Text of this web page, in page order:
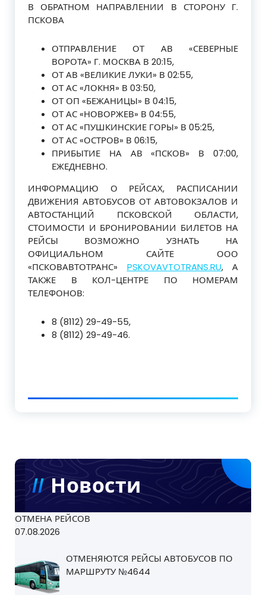
В ОБРАТНОМ НАПРАВЛЕНИИ В СТОРОНУ Г.
ПСКОВА
ОТПРАВЛЕНИЕ ОТ АВ «СЕВЕРНЫЕ
ВОРОТА» Г. МОСКВА В 20:15,
ОТ АВ «ВЕЛИКИЕ ЛУКИ» В 02:55,
ОТ АС «ЛОКНЯ» В 03:50,
ОТ ОП «БЕЖАНИЦЫ» В 04:15,
ОТ АС «НОВОРЖЕВ» В 04:55,
ОТ АС «ПУШКИНСКИЕ ГОРЫ» В 05:25,
ОТ АС «ОСТРОВ» В 06:15,
ПРИБЫТИЕ НА АВ «ПСКОВ» В 07:00,
ЕЖЕДНЕВНО.
ИНФОРМАЦИЮ О РЕЙСАХ, РАСПИСАНИИ
ДВИЖЕНИЯ АВТОБУСОВ ОТ АВТОВОКЗАЛОВ И
АВТОСТАНЦИЙ ПСКОВСКОЙ ОБЛАСТИ,
СТОИМОСТИ И БРОНИРОВАНИИ БИЛЕТОВ НА
РЕЙСЫ ВОЗМОЖНО УЗНАТЬ НА
ОФИЦИАЛЬНОМ САЙТЕ ООО
«ПСКОВАВТОТРАНС» PSKOVAVTOTRANS.RU, А
ТАКЖЕ В КОЛ-ЦЕНТРЕ ПО НОМЕРАМ
ТЕЛЕФОНОВ:
8 (8112) 29-49-55,
8 (8112) 29-49-46.
Новости
ОТМЕНА РЕЙСОВ
07.08.2026
ОТМЕНЯЮТСЯ РЕЙСЫ АВТОБУСОВ ПО
МАРШРУТУ №4644